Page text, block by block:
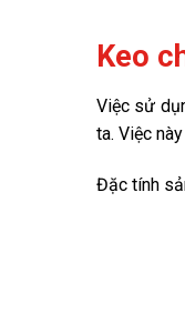
Keo
Việc sử
ta. Việc
Đặc tính